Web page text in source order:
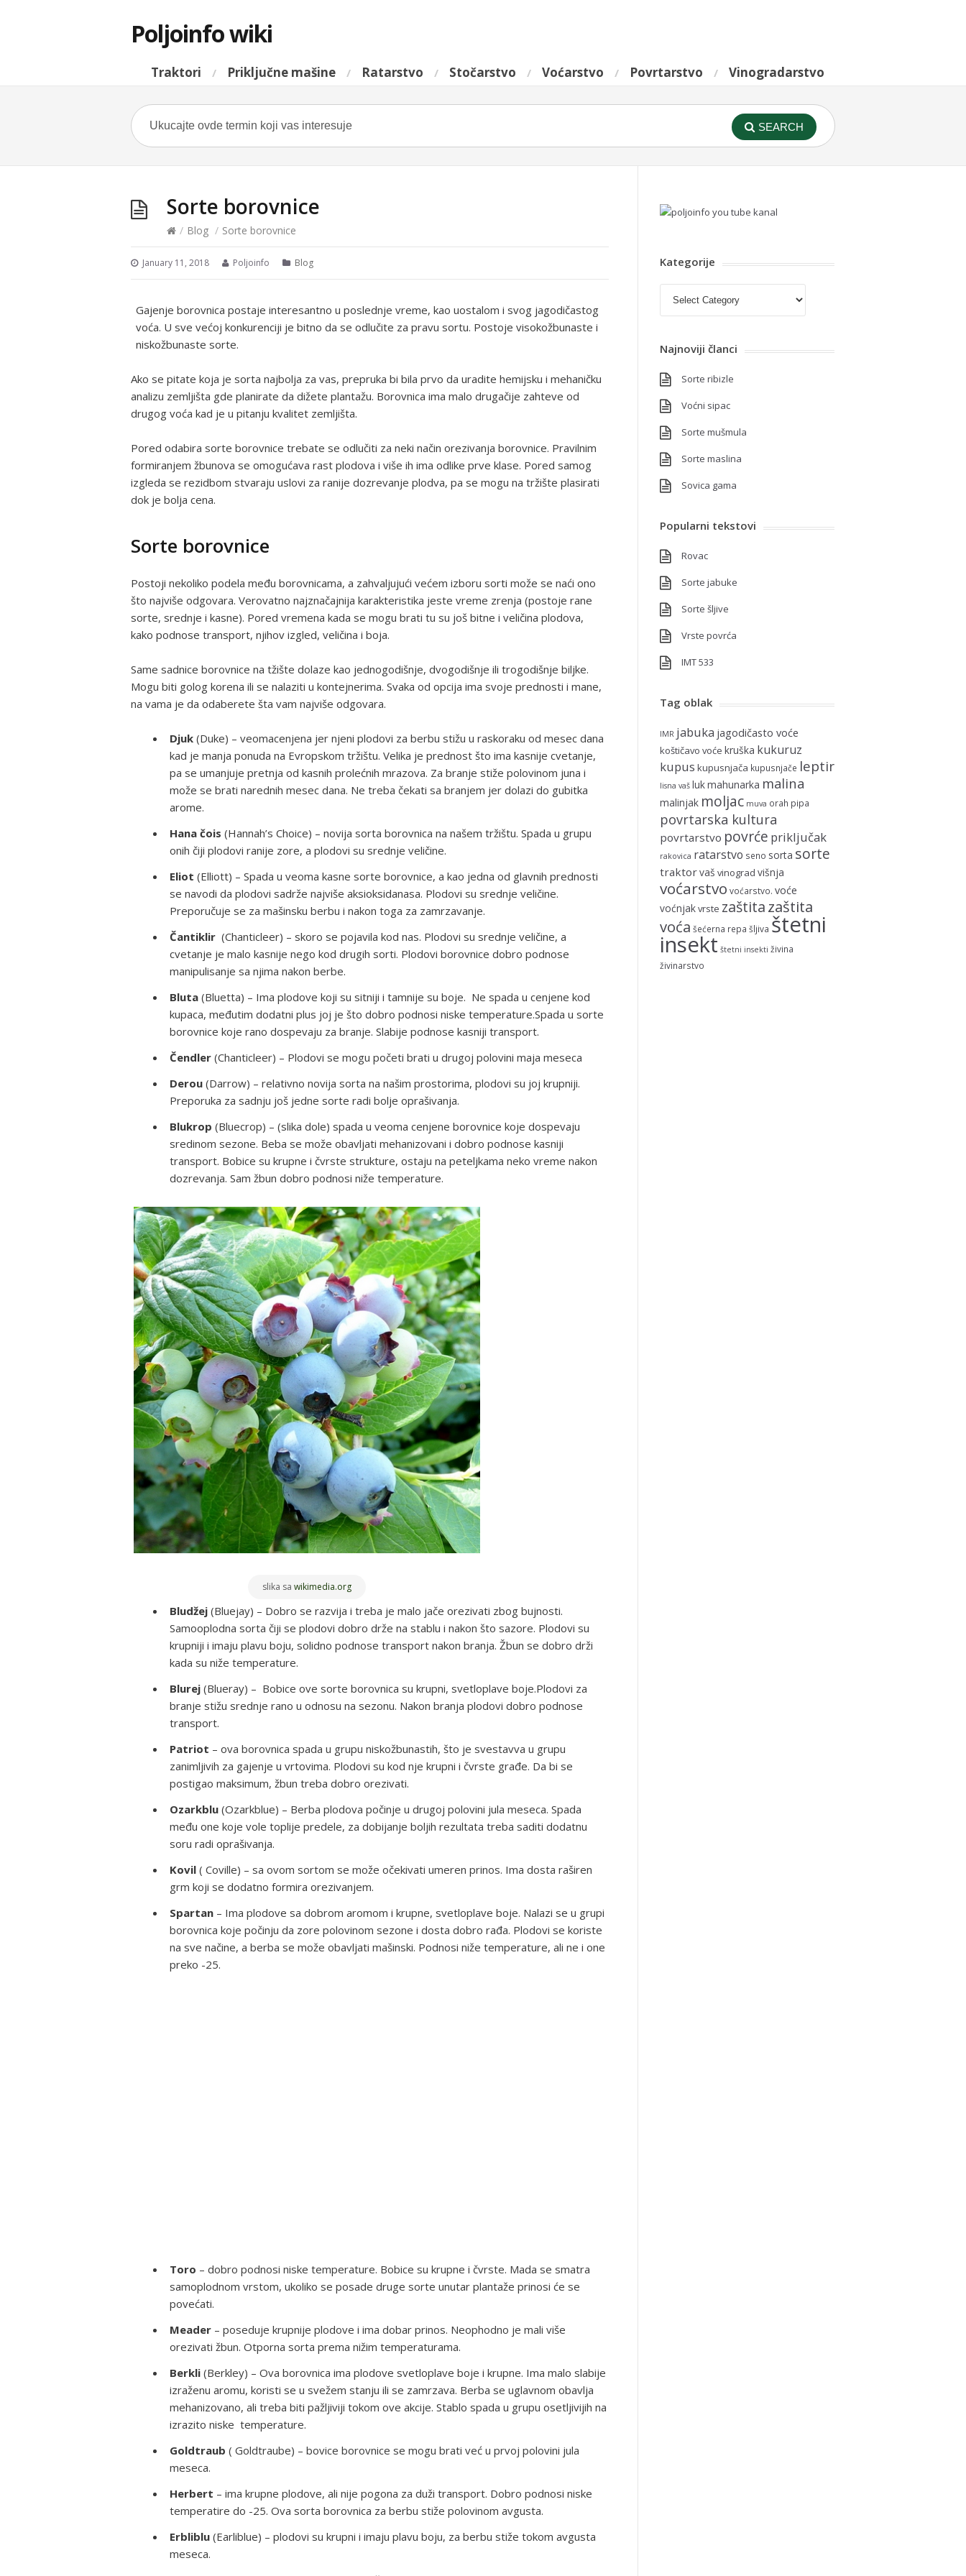
Poljoinfo wiki
Traktori Priključne mašine Ratarstvo Stočarstvo Voćarstvo Povrtarstvo Vinogradarstvo
SEARCH
Sorte borovnice
/ Blog / Sorte borovnice
January 11, 2018 Poljoinfo Blog
Gajenje borovnica postaje interesantno u poslednje vreme, kao uostalom i svog jagodičastog
voća. U sve većoj konkurenciji je bitno da se odlučite za pravu sortu. Postoje visokožbunaste i
niskožbunaste sorte.
Ako se pitate koja je sorta najbolja za vas, prepruka bi bila prvo da uradite hemijsku i mehaničku
analizu zemljišta gde planirate da dižete plantažu. Borovnica ima malo drugačije zahteve od
drugog voća kad je u pitanju kvalitet zemljišta.
Pored odabira sorte borovnice trebate se odlučiti za neki način orezivanja borovnice. Pravilnim
formiranjem žbunova se omogućava rast plodova i više ih ima odlike prve klase. Pored samog
izgleda se rezidbom stvaraju uslovi za ranije dozrevanje plodva, pa se mogu na tržište plasirati
dok je bolja cena.
Sorte borovnice
Postoji nekoliko podela među borovnicama, a zahvaljujući većem izboru sorti može se naći ono
što najviše odgovara. Verovatno najznačajnija karakteristika jeste vreme zrenja (postoje rane
sorte, srednje i kasne). Pored vremena kada se mogu brati tu su još bitne i veličina plodova,
kako podnose transport, njihov izgled, veličina i boja.
Same sadnice borovnice na tžište dolaze kao jednogodišnje, dvogodišnje ili trogodišnje biljke.
Mogu biti golog korena ili se nalaziti u kontejnerima. Svaka od opcija ima svoje prednosti i mane,
na vama je da odaberete šta vam najviše odgovara.
Djuk (Duke) – veomacenjena jer njeni plodovi za berbu stižu u raskoraku od mesec dana
kad je manja ponuda na Evropskom tržištu. Velika je prednost što ima kasnije cvetanje,
pa se umanjuje pretnja od kasnih prolećnih mrazova. Za branje stiže polovinom juna i
može se brati narednih mesec dana. Ne treba čekati sa branjem jer dolazi do gubitka
arome.
Hana čois (Hannah’s Choice) – novija sorta borovnica na našem tržištu. Spada u grupu
onih čiji plodovi ranije zore, a plodovi su srednje veličine.
Eliot (Elliott) – Spada u veoma kasne sorte borovnice, a kao jedna od glavnih prednosti
se navodi da plodovi sadrže najviše aksioksidanasa. Plodovi su srednje veličine.
Preporučuje se za mašinsku berbu i nakon toga za zamrzavanje.
Čantiklir (Chanticleer) – skoro se pojavila kod nas. Plodovi su srednje veličine, a
cvetanje je malo kasnije nego kod drugih sorti. Plodovi borovnice dobro podnose
manipulisanje sa njima nakon berbe.
Bluta (Bluetta) – Ima plodove koji su sitniji i tamnije su boje. Ne spada u cenjene kod
kupaca, međutim dodatni plus joj je što dobro podnosi niske temperature.Spada u sorte
borovnice koje rano dospevaju za branje. Slabije podnose kasniji transport.
Čendler (Chanticleer) – Plodovi se mogu početi brati u drugoj polovini maja meseca
Derou (Darrow) – relativno novija sorta na našim prostorima, plodovi su joj krupniji.
Preporuka za sadnju još jedne sorte radi bolje oprašivanja.
Blukrop (Bluecrop) – (slika dole) spada u veoma cenjene borovnice koje dospevaju
sredinom sezone. Beba se može obavljati mehanizovani i dobro podnose kasniji
transport. Bobice su krupne i čvrste strukture, ostaju na peteljkama neko vreme nakon
dozrevanja. Sam žbun dobro podnosi niže temperature.
slika sa wikimedia.org
Bludžej (Bluejay) – Dobro se razvija i treba je malo jače orezivati zbog bujnosti.
Samooplodna sorta čiji se plodovi dobro drže na stablu i nakon što sazore. Plodovi su
krupniji i imaju plavu boju, solidno podnose transport nakon branja. Žbun se dobro drži
kada su niže temperature.
Blurej (Blueray) – Bobice ove sorte borovnica su krupni, svetloplave boje.Plodovi za
branje stižu srednje rano u odnosu na sezonu. Nakon branja plodovi dobro podnose
transport.
Patriot – ova borovnica spada u grupu niskožbunastih, što je svestavva u grupu
zanimljivih za gajenje u vrtovima. Plodovi su kod nje krupni i čvrste građe. Da bi se
postigao maksimum, žbun treba dobro orezivati.
Ozarkblu (Ozarkblue) – Berba plodova počinje u drugoj polovini jula meseca. Spada
među one koje vole toplije predele, za dobijanje boljih rezultata treba saditi dodatnu
soru radi oprašivanja.
Kovil ( Coville) – sa ovom sortom se može očekivati umeren prinos. Ima dosta raširen
grm koji se dodatno formira orezivanjem.
Spartan – Ima plodove sa dobrom aromom i krupne, svetloplave boje. Nalazi se u grupi
borovnica koje počinju da zore polovinom sezone i dosta dobro rađa. Plodovi se koriste
na sve načine, a berba se može obavljati mašinski. Podnosi niže temperature, ali ne i one
preko -25.
Toro – dobro podnosi niske temperature. Bobice su krupne i čvrste. Mada se smatra
samoplodnom vrstom, ukoliko se posade druge sorte unutar plantaže prinosi će se
povećati.
Meader – poseduje krupnije plodove i ima dobar prinos. Neophodno je mali više
orezivati žbun. Otporna sorta prema nižim temperaturama.
Berkli (Berkley) – Ova borovnica ima plodove svetloplave boje i krupne. Ima malo slabije
izraženu aromu, koristi se u svežem stanju ili se zamrzava. Berba se uglavnom obavlja
mehanizovano, ali treba biti pažljiviji tokom ove akcije. Stablo spada u grupu osetljivijih na
izrazito niske temperature.
Goldtraub ( Goldtraube) – bovice borovnice se mogu brati već u prvoj polovini jula
meseca.
Herbert – ima krupne plodove, ali nije pogona za duži transport. Dobro podnosi niske
temperatire do -25. Ova sorta borovnica za berbu stiže polovinom avgusta.
Erbliblu (Earliblue) – plodovi su krupni i imaju plavu boju, za berbu stiže tokom avgusta
meseca.
Kategorije
Najnoviji članci
Sorte ribizle
Voćni sipac
Sorte mušmula
Sorte maslina
Sovica gama
Popularni tekstovi
Rovac
Sorte jabuke
Sorte šljive
Vrste povrća
IMT 533
Tag oblak
IMR jabuka jagodičasto voće
koštičavo voće kruška kukuruz
kupus kupusnjača kupusnjače leptir
lisna vaš lukmahunarka malina
malinjak moljac muva orah pipa
povrtarska kultura
povrtarstvo povrće priključak
rakovica ratarstvo seno sorta sorte
traktorvaš vinograd višnja
voćarstvo voćarstvo. voće
voćnjakvrste zaštitazaštita
voća šećerna repa šljiva štetni
insekt štetni insekti živina
živinarstvo